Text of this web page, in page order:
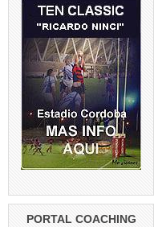
PORTAL COACHING